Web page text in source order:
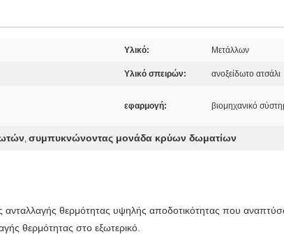
Υλικό: Μετάλλων
Υλικό σπειρών: ανοξείδωτο ατσάλι
εφαρμογή: βιομηχανικό
, συμπυκνώνοντας μονάδα κρύων δωματίων
ανταλλαγής θερμότητας υψηλής αποδοτικότητας που
θερμότητας στο εξωτερικό.